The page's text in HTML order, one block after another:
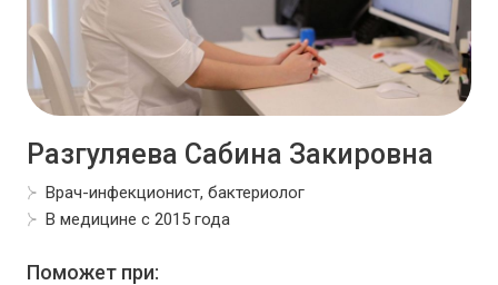
Разгуляева Сабина Закировна
Врач-инфекционист, бактериолог
В медицине с 2015 года
Поможет при: